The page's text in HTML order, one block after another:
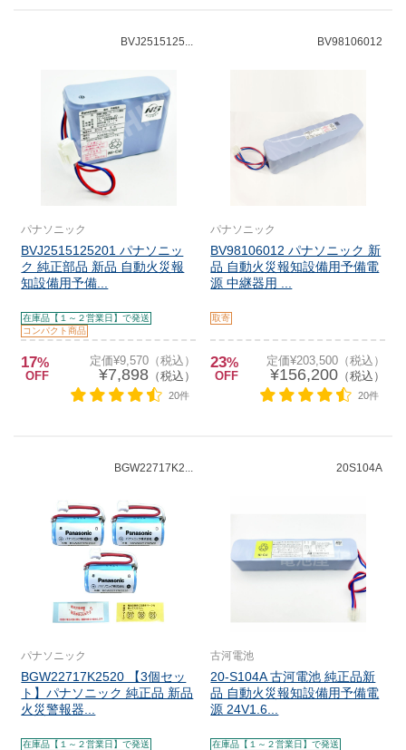
BVJ2515125...
パナソニック
BVJ2515125201 パナソニッ
ク 純正部品 新品 自動火災報
知設備用予備...
在庫品【１～２営業日】で発送
コンパクト商品
17%
OFF
定価¥9,570（税込）
¥7,898（税込）
20件
BV98106012
パナソニック
BV98106012 パナソニック 新
品 自動火災報知設備用予備電
源 中継器用 ...
取寄
23%
OFF
定価¥203,500（税込）
¥156,200（税込）
20件
BGW22717K2...
パナソニック
BGW22717K2520 【3個セッ
ト】パナソニック 純正品 新品
火災警報器...
在庫品【１～２営業日】で発送
20S104A
古河電池
20-S104A 古河電池 純正品新
品 自動火災報知設備用予備電
源 24V1.6...
在庫品【１～２営業日】で発送